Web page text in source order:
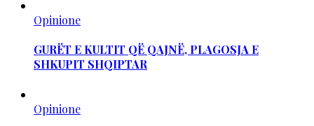
Opinione
GURËT E KULTIT QË QAJNË, PLAGOSJA E
SHKUPIT SHQIPTAR
Opinione